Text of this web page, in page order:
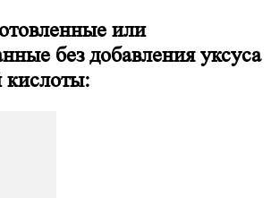
или
без добавления уксуса
кислоты: